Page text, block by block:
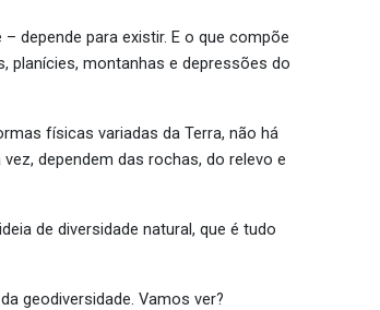
depende para existir. E o que compõe
planícies, montanhas e depressões do
físicas variadas da Terra, não há
dependem das rochas, do relevo e
de diversidade natural, que é tudo
geodiversidade. Vamos ver?